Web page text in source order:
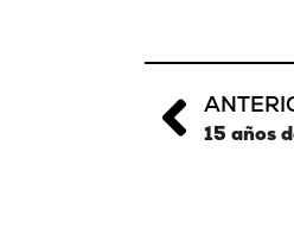
15 años